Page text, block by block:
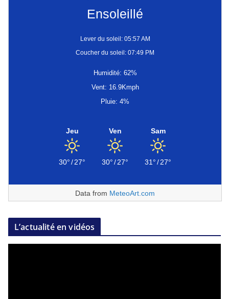
Ensoleillé
Lever du soleil: 05:57 AM
Coucher du soleil: 07:49 PM
Humidité: 62%
Vent: 16.9Kmph
Pluie: 4%
Jeu
30°/27°
Ven
30°/27°
Sam
31°/27°
Data from MeteoArt.com
L’actualité en vidéos